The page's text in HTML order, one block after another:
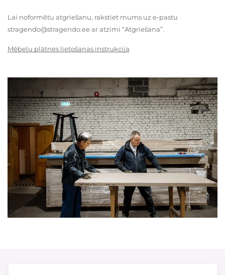
Lai noformētu atgriešanu, rakstiet mums uz e-pastu
stragendo@stragendo.ee ar atzīmi “Atgriešana”.
Mēbeļu plātnes lietošanas instrukcija